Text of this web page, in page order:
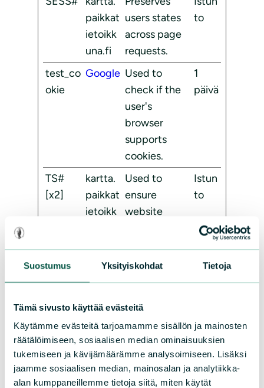
Suostumus Yksityiskohdat Tietoja
Tämä sivusto käyttää evästeitä
Käytämme evästeitä tarjoamamme sisällön ja mainosten
räätälöimiseen, sosiaalisen median ominaisuuksien
tukemiseen ja kävijämäärämme analysoimiseen. Lisäksi
jaamme sosiaalisen median, mainosalan ja analytiikka-
alan kumppaneillemme tietoja siitä, miten käytät
paikkat
ietoikk
una.fi
users states
across page
requests.
to
test_co
okie
Google Used to
check if the
user's
browser
supports
cookies.
1
päivä
TS#
[x2]
kartta.
paikkat
ietoikk
mootto
slaitos.
fi
Used to
ensure
website
detection.
Istun
to
wordpr
ess_tes
t_cooki
www.sl
l.fi
Used to
check if the
user's
Istun
to